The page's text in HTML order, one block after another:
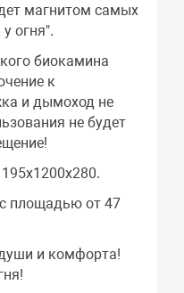
магнитом самых
огня".
биокамина
к
и дымоход не
не будет
площадью от 47
и комфорта!